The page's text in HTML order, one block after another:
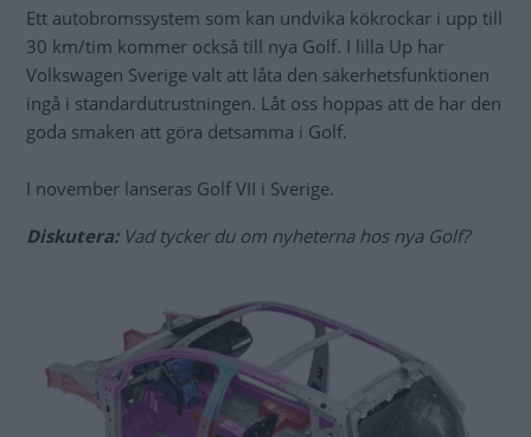
Ett autobromssystem som kan undvika kökrockar i upp till
30 km/tim kommer också till nya Golf. I lilla Up har
Volkswagen Sverige valt att låta den säkerhetsfunktionen
ingå i standardutrustningen. Låt oss hoppas att de har den
goda smaken att göra detsamma i Golf.
I november lanseras Golf VII i Sverige.
Diskutera: Vad tycker du om nyheterna hos nya Golf?